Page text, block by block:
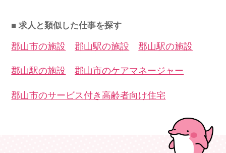
■ 求人と類似した仕事を探す
郡山市の施設 郡山駅の施設 郡山駅の施設
郡山駅の施設 郡山市のケアマネージャー
郡山市のサービス付き高齢者向け住宅